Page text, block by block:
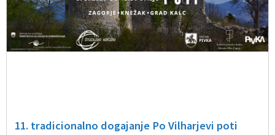
11. tradicionalno dogajanje Po Vilharjevi poti